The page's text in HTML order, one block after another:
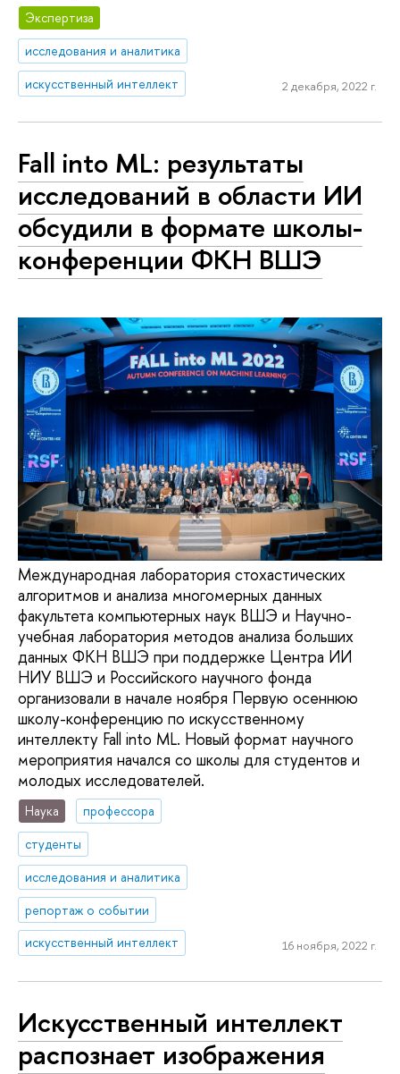
Экспертиза
исследования и аналитика
искусственный интеллект
2 декабря, 2022 г.
Fall into ML: результаты
исследований в области ИИ
обсудили в формате школы-
конференции ФКН ВШЭ
Международная лаборатория стохастических
алгоритмов и анализа многомерных данных
факультета компьютерных наук ВШЭ и Научно-
учебная лаборатория методов анализа больших
данных ФКН ВШЭ при поддержке Центра ИИ
НИУ ВШЭ и Российского научного фонда
организовали в начале ноября Первую осеннюю
школу-конференцию по искусственному
интеллекту Fall into ML. Новый формат научного
мероприятия начался со школы для студентов и
молодых исследователей.
Наука
профессора
студенты
исследования и аналитика
репортаж о событии
искусственный интеллект
16 ноября, 2022 г.
Искусственный интеллект
распознает изображения